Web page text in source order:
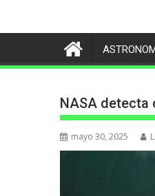
NASA detecta
mayo 30, 2025